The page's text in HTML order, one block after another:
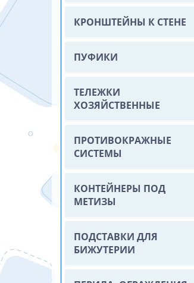
КРОНШТЕЙНЫ К СТЕНЕ
ПУФИКИ
ТЕЛЕЖКИ
ХОЗЯЙСТВЕННЫЕ
ПРОТИВОКРАЖНЫЕ
СИСТЕМЫ
КОНТЕЙНЕРЫ ПОД
МЕТИЗЫ
ПОДСТАВКИ ДЛЯ
БИЖУТЕРИИ